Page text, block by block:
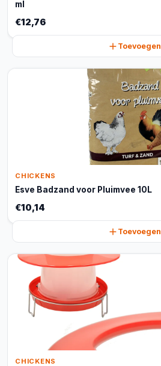
ml
€12,76
Toevoegen
CHICKENS
Esve Badzand voor Pluimvee 10L
€10,14
Toevoegen
CHICKENS